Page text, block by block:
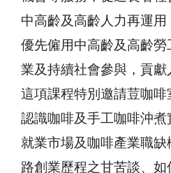
中高齡及高齡人力再運
優先僱用中高齡及高齡
業及持續社會參與，貢獻
這項課程特別邀請荳咖
認識咖啡及手工咖啡沖
就業市場及咖啡產業職
路創業歷程之甘苦談、